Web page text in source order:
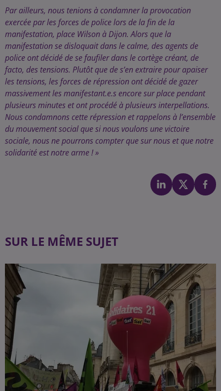
Par ailleurs, nous tenions à condamner la provocation
exercée par les forces de police lors de la fin de la
manifestation, place Wilson à Dijon. Alors que la
manifestation se disloquait dans le calme, des agents de
police ont décidé de se faufiler dans le cortège créant, de
facto, des tensions. Plutôt que de s’en extraire pour apaiser
les tensions, les forces de répression ont décidé de gazer
massivement les manifestant.e.s encore sur place pendant
plusieurs minutes et ont procédé à plusieurs interpellations.
Nous condamnons cette répression et rappelons à l’ensemble
du mouvement social que si nous voulons une victoire
sociale, nous ne pourrons compter que sur nous et que notre
solidarité est notre arme ! »
SUR LE MÊME SUJET